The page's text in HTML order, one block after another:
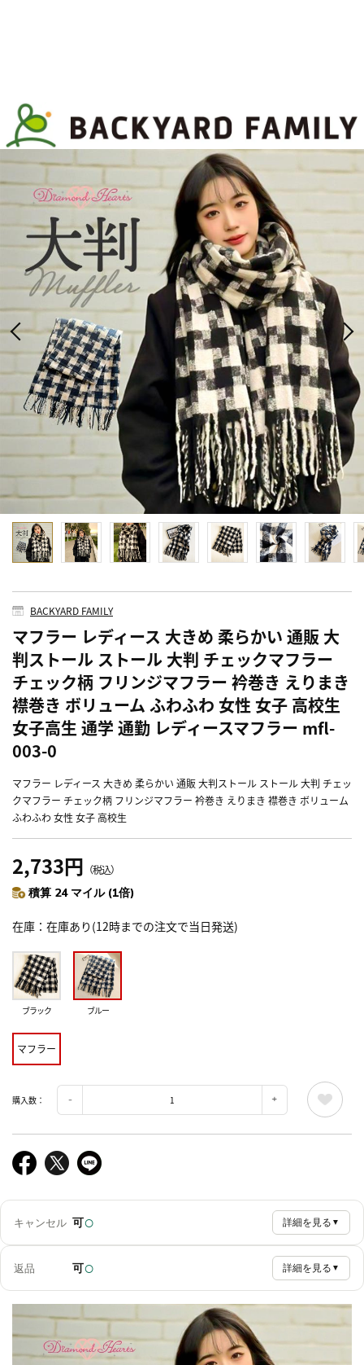
BACKYARD FAMILY
マフラー レディース 大きめ 柔らかい 通販 大
判ストール ストール 大判 チェックマフラー
チェック柄 フリンジマフラー 衿巻き えりまき
襟巻き ボリューム ふわふわ 女性 女子 高校生
女子高生 通学 通勤 レディースマフラー mfl-
003-0
マフラー レディース 大きめ 柔らかい 通販 大判ストール ストール 大判 チェッ
クマフラー チェック柄 フリンジマフラー 衿巻き えりまき 襟巻き ボリューム
ふわふわ 女性 女子 高校生
2,733円 （税込）
積算 24 マイル (1倍)
在庫 在庫あり(12時までの注文で当日発送)
ブラック ブルー
マフラー
購入数：
キャンセル 可○ 詳細を見る ▼
返品 可○ 詳細を見る ▼